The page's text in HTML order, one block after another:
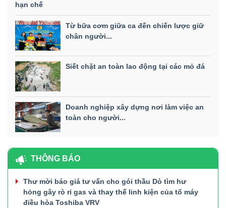
hạn chế
Từ bữa cơm giữa ca đến chiến lược giữ
chân người...
Siết chặt an toàn lao động tại các mỏ đá
Doanh nghiệp xây dựng nơi làm việc an
toàn cho người...
THÔNG BÁO
Thư mời báo giá tư vấn cho gói thầu Dò tìm hư
hỏng gây rò rỉ gas và thay thế linh kiện của tổ máy
điều hòa Toshiba VRV